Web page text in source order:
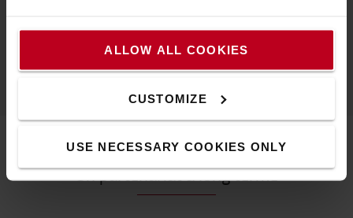
ALLOW ALL COOKIES
CUSTOMIZE
USE NECESSARY COOKIES ONLY
les personnes aucentredu lieu de travail
Un partenariat à long terme